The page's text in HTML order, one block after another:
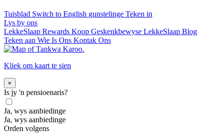
Tuisblad Switch to English gunstelinge Teken in
Lys by ons
LekkeSlaap Rewards Koop Geskenkbewyse LekkeSlaap Blog
Teken aan Wie Is Ons Kontak Ons
Kliek om kaart te sien
×
Is jy 'n pensioenaris?
Ja, wys aanbiedinge
Ja, wys aanbiedinge
Orden volgens